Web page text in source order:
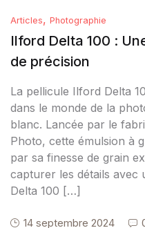
Articles, Photographie
Ilford Delta 100 :
de précision
La pellicule Ilford Delta
dans le monde de la
blanc. Lancée par le
Photo, cette émulsion à
par sa finesse de grain
capturer les détails avec
Delta 100 […]
14 septembre 2024